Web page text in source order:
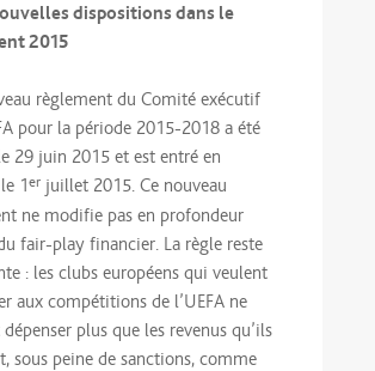
dispositions dans le
2015
règlement du Comité exécutif
pour la période 2015-2018 a été
29 juin 2015 et est entré en
1er juillet 2015. Ce nouveau
ne modifie pas en profondeur
fair-play financier. La règle reste
: les clubs européens qui veulent
aux compétitions de l’UEFA ne
plus que les revenus qu’ils
sous peine de sanctions, comme